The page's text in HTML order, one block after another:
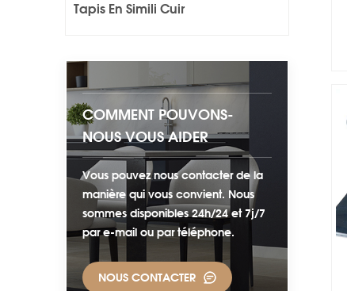
Tapis En Simili Cuir
COMMENT POUVONS-
NOUS VOUS AIDER
Vous pouvez nous contacter de la
manière qui vous convient. Nous
sommes disponibles 24h/24 et 7j/7
par e-mail ou par téléphone.
NOUS CONTACTER